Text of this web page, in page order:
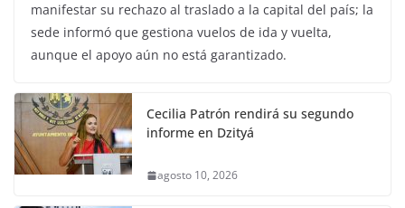
manifestar su rechazo al traslado a la capital del país; la
sede informó que gestiona vuelos de ida y vuelta,
aunque el apoyo aún no está garantizado.
Cecilia Patrón rendirá su segundo
informe en Dzityá
agosto 10, 2026